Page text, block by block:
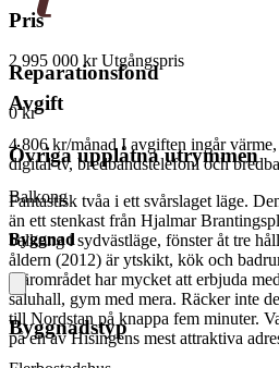
Pris
2 995 000 kr Utgångspris
Avgift
4 806 kr/månad I avgiften ingår
digital-tv, bredbandstelefoni och
Fantastisk tvåa i ett svårslaget läge.
än ett stenkast från Hjalmar
balkong i sydvästläge, fönster åt tre
åldern (2012) är ytskikt, kök och
Närområdet har mycket att erbjuda
saluhall, gym med mera. Räcker inte
till Nordstan på knappa fem minuter.
på en av Hisingens mest attraktiva
Reparationsfond
0 kr
Övriga upplåtna utrymmen
Balkong
Byggnad
Byggnadstyp